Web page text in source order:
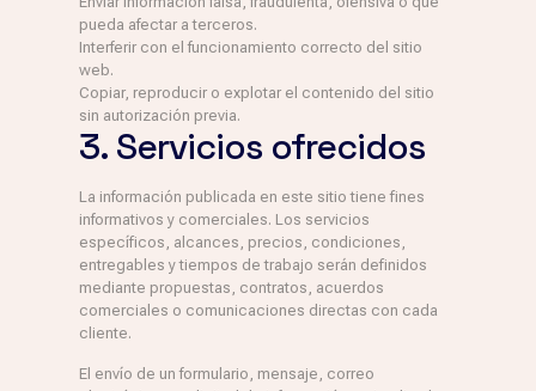
pueda afectar a terceros.
Interferir con el funcionamiento correcto del sitio
web.
Copiar, reproducir o explotar el contenido del sitio
sin autorización previa.
3. Servicios ofrecidos
La información publicada en este sitio tiene fines
informativos y comerciales. Los servicios
específicos, alcances, precios, condiciones,
entregables y tiempos de trabajo serán definidos
mediante propuestas, contratos, acuerdos
comerciales o comunicaciones directas con cada
cliente.
El envío de un formulario, mensaje, correo